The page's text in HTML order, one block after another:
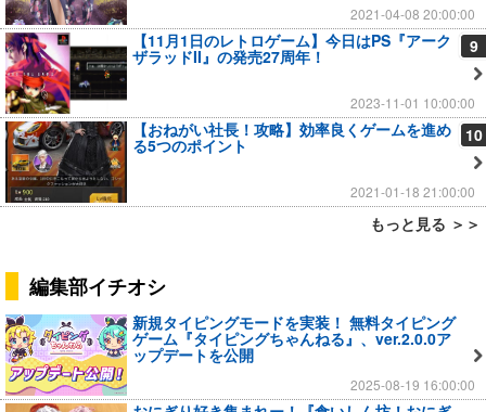
2021-04-08 20:00:00
9
【11月1日のレトロゲーム】今日はPS『アーク
ザラッドII』の発売27周年！
2023-11-01 10:00:00
10
【おねがい社長！攻略】効率良くゲームを進め
る5つのポイント
2021-01-18 21:00:00
もっと見る ＞＞
編集部イチオシ
新規タイピングモードを実装！ 無料タイピング
ゲーム『タイピングちゃんねる』、ver.2.0.0ア
ップデートを公開
2025-08-19 16:00:00